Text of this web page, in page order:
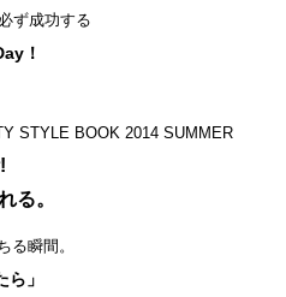
ず成功する
！
STYLE BOOK 2014 SUMMER
る。
る瞬間。
ら」